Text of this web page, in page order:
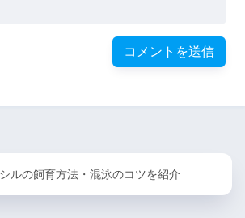
ルの飼育方法・混泳のコツを紹介